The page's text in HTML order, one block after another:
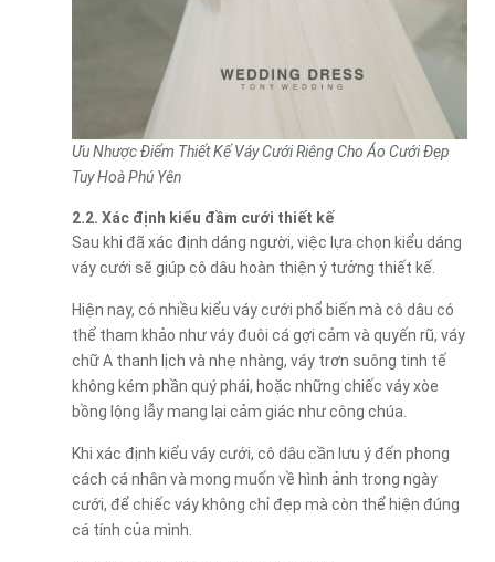
Ưu Nhược Điểm Thiết Kế Váy Cưới Riêng Cho Áo Cưới Đẹp
Tuy Hoà Phú Yên
2.2. Xác định kiểu đầm cưới thiết kế
Sau khi đã xác định dáng người, việc lựa chọn kiểu dáng
váy cưới sẽ giúp cô dâu hoàn thiện ý tưởng thiết kế.
Hiện nay, có nhiều kiểu váy cưới phổ biến mà cô dâu có
thể tham khảo như váy đuôi cá gợi cảm và quyến rũ, váy
chữ A thanh lịch và nhẹ nhàng, váy trơn suông tinh tế
không kém phần quý phái, hoặc những chiếc váy xòe
bồng lộng lẫy mang lại cảm giác như công chúa.
Khi xác định kiểu váy cưới, cô dâu cần lưu ý đến phong
cách cá nhân và mong muốn về hình ảnh trong ngày
cưới, để chiếc váy không chỉ đẹp mà còn thể hiện đúng
cá tính của mình.